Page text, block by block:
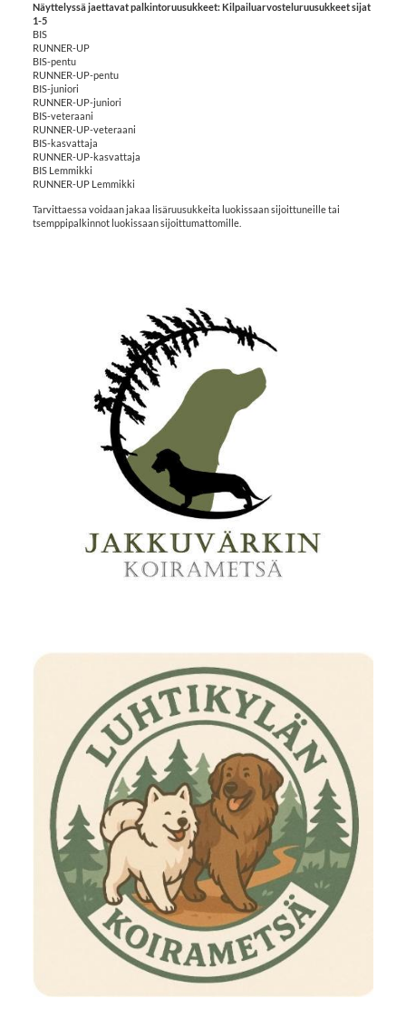
Näyttelyssä jaettavat palkintoruusukkeet: Kilpailuarvosteluruusukkeet sijat
1-5
BIS
RUNNER-UP
BIS-pentu
RUNNER-UP-pentu
BIS-juniori
RUNNER-UP-juniori
BIS-veteraani
RUNNER-UP-veteraani
BIS-kasvattaja
RUNNER-UP-kasvattaja
BIS Lemmikki
RUNNER-UP Lemmikki
Tarvittaessa voidaan jakaa lisäruusukkeita luokissaan sijoittuneille tai
tsemppipalkinnot luokissaan sijoittumattomille.